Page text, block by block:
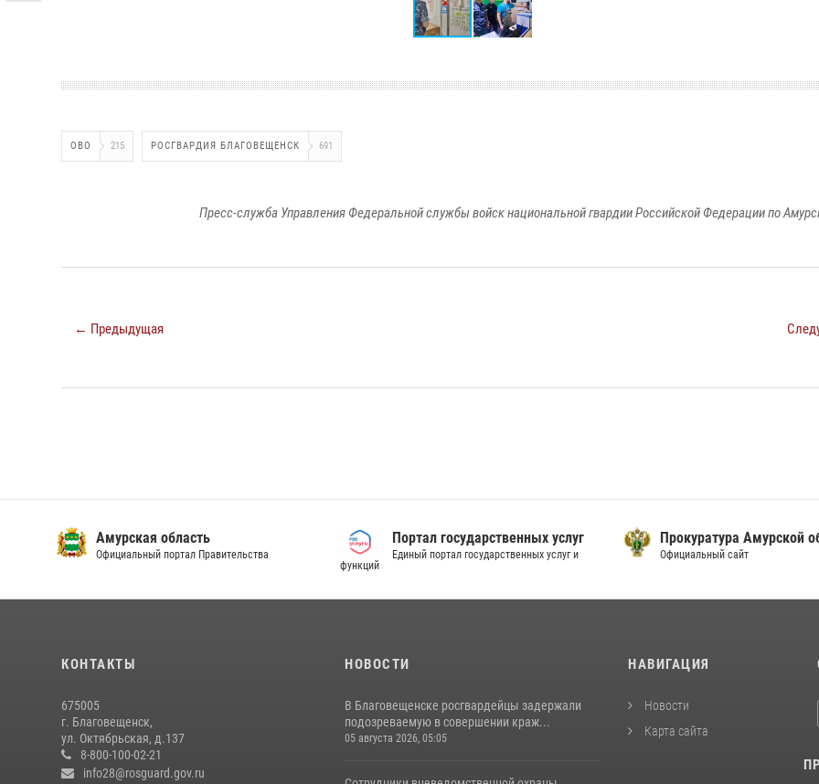
ОВО 215 РОСГВАРДИЯ БЛАГОВЕЩЕНСК 691
Пресс-служба Управления Федеральной службы войск национальной гвардии Российской Федерации по
← Предыдущая
Амурская область
Официальный портал Правительства
Портал государственных услуг
Единый портал государственных услуг и
функций
Прокуратура Амурской
Официальный сайт
КОНТАКТЫ
675005
г. Благовещенск,
ул. Октябрьская, д.137
8-800-100-02-21
info28@rosguard.gov.ru
НОВОСТИ
В Благовещенске росгвардейцы задержали
подозреваемую в совершении краж...
05 августа 2026, 05:05
НАВИГАЦИЯ
Новости
Карта сайта